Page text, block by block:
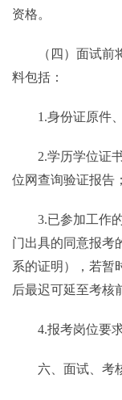
资格。
（四）面试
料包括：
1.身份证原件
2.学历学位证
位网查询验证报告；
3.已参加工作
门出具的同意报考
系的证明），若暂
后最迟可延至考核
4.报考岗位要
六、面试、考